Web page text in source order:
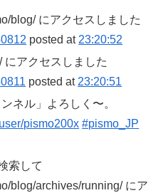
blog/ にアクセスしました
posted at 23:20:52
にアクセスしました
posted at 23:20:51
ネル」よろしく〜。
pismo200x #pismo_JP
索して
blog/archives/running/ にア